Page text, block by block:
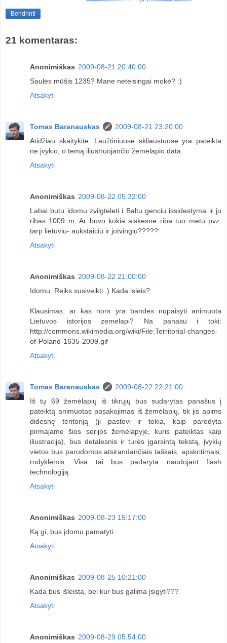
Bendrinti
21 komentaras:
Anonimiškas 2009-08-21 20:40:00
Saulės mūšis 1235? Mane neteisingai mokė? :)
Atsakyti
Tomas Baranauskas
2009-08-21 23:20:00
Atidžiau skaitykite. Laužtiniuose skliaustuose yra pateikta
ne įvykio, o temą iliustruojančio žemėlapio data.
Atsakyti
Anonimiškas 2009-08-22 05:32:00
Labai butu idomu zvilgteleti i Baltu genciu issidestyma ir ju
ribas 1009 m. Ar buvo kokia aiskesne riba tuo metu pvz.
tarp lietuviu- aukstaiciu ir jotvingiu?????
Atsakyti
Anonimiškas 2009-08-22 21:00:00
Idomu. Reiks susiveikti :) Kada isleis?
Klausimas: ar kas nors yra bandes nupaisyti animuota
Lietuvos istorijos zemelapi? Na panasu i toki:
http://commons.wikimedia.org/wiki/File:Territorial-changes-
of-Poland-1635-2009.gif
Atsakyti
Tomas Baranauskas
2009-08-22 22:21:00
Iš tų 69 žemėlapių iš tikrųjų bus sudarytas panašus į
pateiktą animuotas pasakojimas iš žemėlapių, tik jis apims
didesnę teritoriją (ji pastovi ir tokia, kaip parodyta
pirmajame šios serijos žemėlapyje, kuris pateiktas kaip
iliustracija), bus detalesnis ir turės įgarsintą tekstą, įvykių
vietos bus parodomos atsirandančiais taškais, apskritimais,
rodyklėmis. Visa tai bus padaryta naudojant flash
technologiją.
Atsakyti
Anonimiškas 2009-08-23 15:17:00
Ką gi, bus įdomu pamatyti..
Atsakyti
Anonimiškas 2009-08-25 10:21:00
Kada bus išleista, bei kur bus galima įsigyti???
Atsakyti
Anonimiškas 2009-08-29 05:54:00